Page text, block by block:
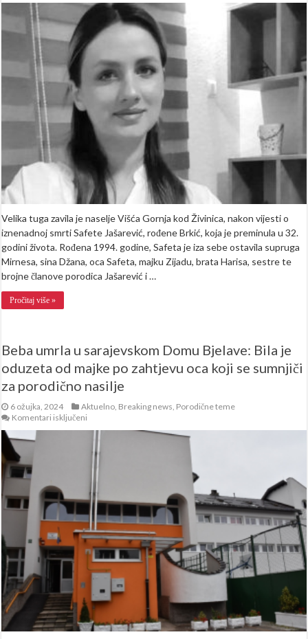
tuga:
Jašarević
Brkić
preminula
32.
godini
Velika tuga zavila je naselje Višća Gornja kod Živinica, nakon vijesti o
iznenadnoj smrti Safete Jašarević, rođene Brkić, koja je preminula u 32.
godini života. Rođena 1994. godine, Safeta je iza sebe ostavila supruga
Mirnesa, sina Džana, oca Safeta, majku Zijadu, brata Harisa, sestre te
brojne članove porodica Jašarević i …
Pročitaj više »
Beba umrla u sarajevskom Domu Bjelave: Bila je
oduzeta od majke po zahtjevu oca koji se sumnjiči
za porodično nasilje
6 ožujka, 2024 Aktuelno Breaking news Porodične teme
Komentari isključeni
umrla
sarajevskom
Domu
Bjelave:
Bila
je
oduzeta
od
majke
po
zahtjevu
oca
koji
sumnjiči
za
porodično
nasilje